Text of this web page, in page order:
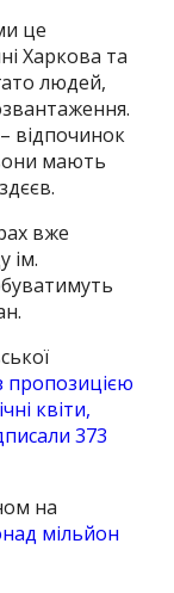
це
Харкова та
людей,
відпочинок
мають
вже
ім.
пропозицією
квіти,
373
на
мільйон